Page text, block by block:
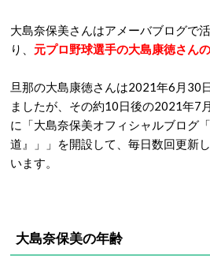
大島奈保美さんはアメーバブログで
り、 元プロ野球選手の大島康徳さん
旦那の大島康徳さんは2021年6月30
ましたが、その約10日後の2021年7
に「大島奈保美オフィシャルブログ
道』」」を開設して、毎日数回更新
います。
大島奈保美の年齢